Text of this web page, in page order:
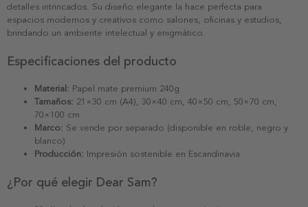
detalles intrincados. Su diseño elegante la hace perfecta para
espacios modernos y creativos como salones, oficinas y estudios,
brindando un ambiente intelectual y enigmático.
Especificaciones del producto
Material: Papel mate premium 240g
Tamaños: 21×30 cm (A4), 30×40 cm, 40×50 cm, 50×70 cm,
70×100 cm
Marco: Se vende por separado (disponible en roble, negro y
blanco)
Producción: Impresión sostenible en Escandinavia
¿Por qué elegir Dear Sam?